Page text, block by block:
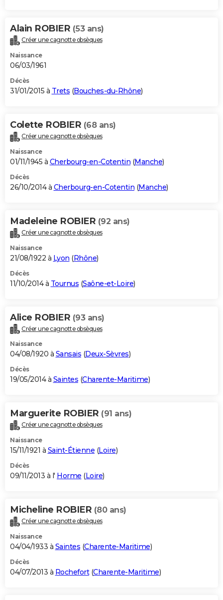
Alain ROBIER (53 ans)
Créer une cagnotte obsèques
Naissance
06/03/1961
Décès
31/01/2015 à Trets (Bouches-du-Rhône)
Colette ROBIER (68 ans)
Créer une cagnotte obsèques
Naissance
01/11/1945 à Cherbourg-en-Cotentin (Manche)
Décès
26/10/2014 à Cherbourg-en-Cotentin (Manche)
Madeleine ROBIER (92 ans)
Créer une cagnotte obsèques
Naissance
21/08/1922 à Lyon (Rhône)
Décès
11/10/2014 à Tournus (Saône-et-Loire)
Alice ROBIER (93 ans)
Créer une cagnotte obsèques
Naissance
04/08/1920 à Sansais (Deux-Sèvres)
Décès
19/05/2014 à Saintes (Charente-Maritime)
Marguerite ROBIER (91 ans)
Créer une cagnotte obsèques
Naissance
15/11/1921 à Saint-Étienne (Loire)
Décès
09/11/2013 à l' Horme (Loire)
Micheline ROBIER (80 ans)
Créer une cagnotte obsèques
Naissance
04/04/1933 à Saintes (Charente-Maritime)
Décès
04/07/2013 à Rochefort(Charente-Maritime)